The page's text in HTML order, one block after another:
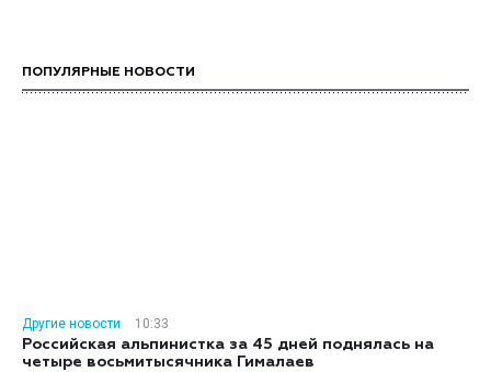
ПОПУЛЯРНЫЕ НОВОСТИ
Другие новости
10:33
Российская альпинистка за 45 дней поднялась на
четыре восьмитысячника Гималаев